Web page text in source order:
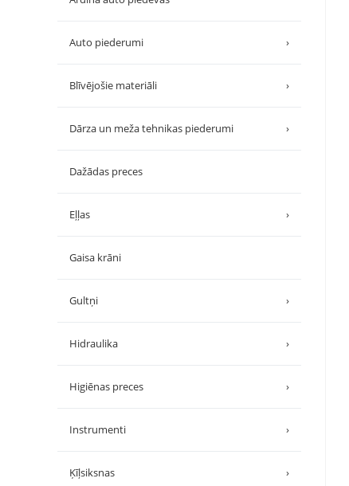
Auto piederumi ›
Blīvējošie materiāli ›
Dārza un meža tehnikas piederumi ›
Dažādas preces
Eļļas ›
Gaisa krāni
Gultņi ›
Hidraulika ›
Higiēnas preces ›
Instrumenti ›
Ķīļsiksnas ›